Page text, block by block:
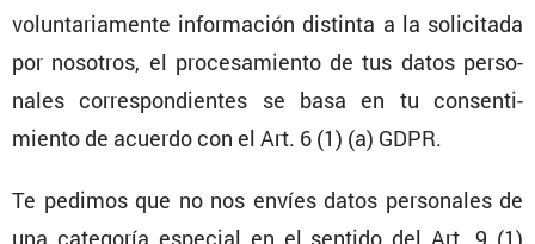
volun­ta­ria­mente infor­ma­ción distinta a la solici­tada
por nosotros, el proce­sa­miento de tus datos perso­
nales corres­pon­dientes se basa en tu consen­ti­
miento de acuerdo con el Art. 6 (1) (a) GDPR.
Te pedimos que no nos envíes datos perso­nales de
una categoría especial en el sentido del Art. 9 (1)